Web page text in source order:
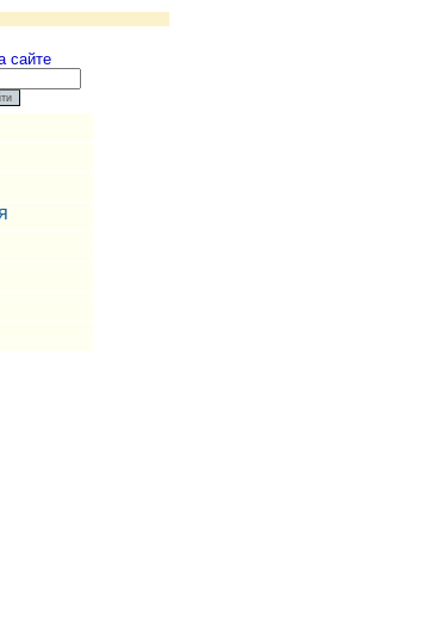
сайте